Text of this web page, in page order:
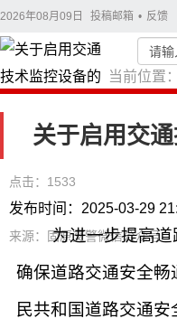
2026年08月09日 投稿邮箱 • 反馈
当前位置：
关于启用交
点击：1533
发布时间：2025-03-29
来源：固原交警微信公众号
为进一步提高道路
确保道路交通安全畅
民共和国道路交通